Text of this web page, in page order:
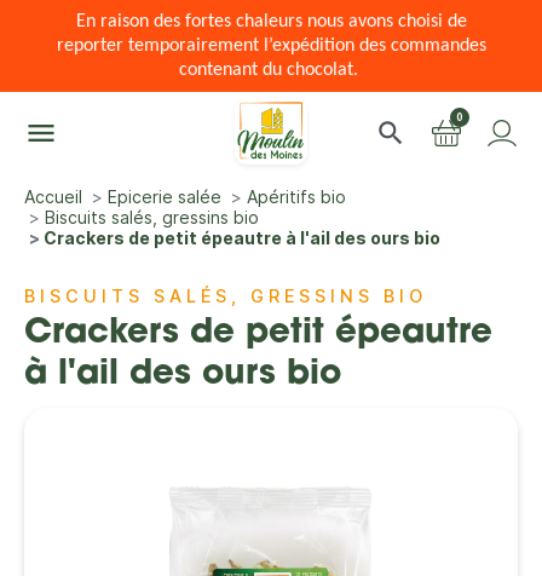
En raison des fortes chaleurs nous avons choisi de
reporter temporairement l’expédition des commandes
contenant du chocolat.
menu search 0
Accueil Epicerie salée
Apéritifs bio
Biscuits salés, gressins bio
Crackers de petit épeautre à l'ail des ours bio
BISCUITS SALÉS, GRESSINS BIO
Crackers de petit épeautre
à l'ail des ours bio